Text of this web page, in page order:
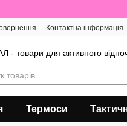
Контактна інформація
- товари для активного
Термоси